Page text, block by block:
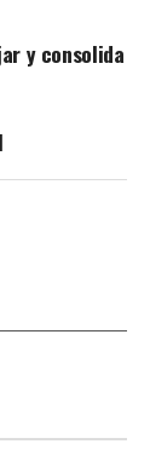
y consolida